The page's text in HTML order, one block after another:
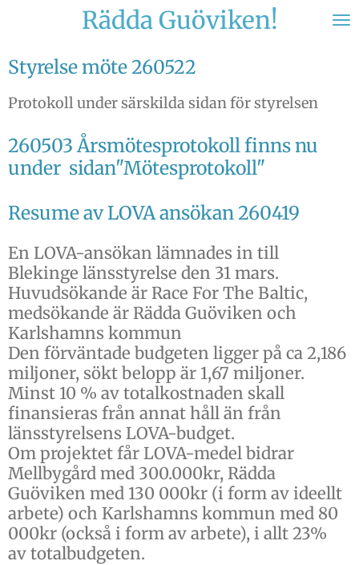
Rädda Guöviken!
Styrelse möte 260522
Protokoll under särskilda sidan för styrelsen
260503 Årsmötesprotokoll finns nu
under sidan"Mötesprotokoll"
Resume av LOVA ansökan 260419
En LOVA-ansökan lämnades in till
Blekinge länsstyrelse den 31 mars.
Huvudsökande är Race For The Baltic,
medsökande är Rädda Guöviken och
Karlshamns kommun
Den förväntade budgeten ligger på ca 2,186
miljoner, sökt belopp är 1,67 miljoner.
Minst 10 % av totalkostnaden skall
finansieras från annat håll än från
länsstyrelsens LOVA-budget.
Om projektet får LOVA-medel bidrar
Mellbygård med 300.000kr, Rädda
Guöviken med 130 000kr (i form av ideellt
arbete) och Karlshamns kommun med 80
000kr (också i form av arbete), i allt 23%
av totalbudgeten.